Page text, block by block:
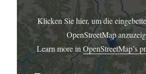
Klicken Sie hier, um die
OpenStreetMap
Learn more inOpenStreetMap’s